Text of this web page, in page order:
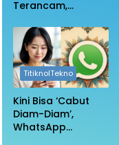
Terancam,
Pembukaan Blokir
Login Wikipedia
TitiknolTekno
Kini Bisa ‘Cabut
Diam-Diam’,
WhatsApp